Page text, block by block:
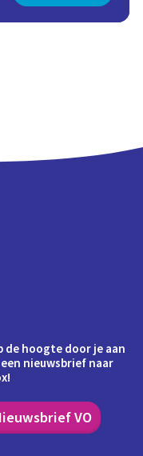
de hoogte door je aan
nieuwsbrief naar
VO